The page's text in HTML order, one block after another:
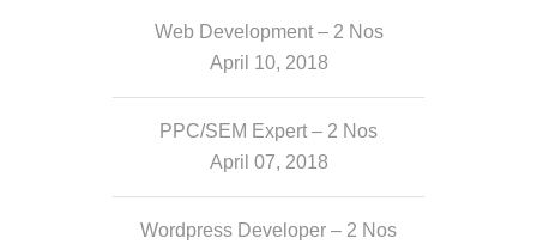
Web Development – 2 Nos
April 10, 2018
PPC/SEM Expert – 2 Nos
April 07, 2018
Wordpress Developer – 2 Nos